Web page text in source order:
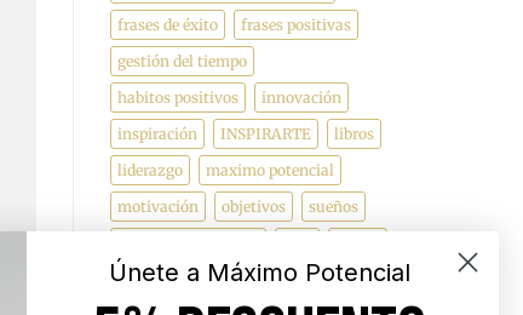
frases de éxito
frases positivas
gestión del tiempo
habitos positivos
innovación
inspiración
INSPIRARTE
libros
liderazgo
maximo potencial
motivación
objetivos
sueños
Únete a Máximo Potencial